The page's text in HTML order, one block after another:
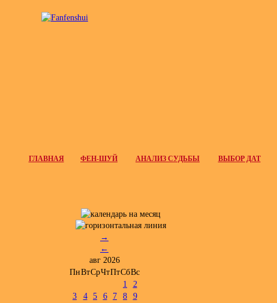
ГЛАВНАЯ ФЕН-ШУЙ АНАЛИЗ СУДЬБЫ ВЫБОР ДАТ
→
←
авг 2026
ПнВтСрЧтПтСбВс
1
2
3
4 5 6 7 8
9